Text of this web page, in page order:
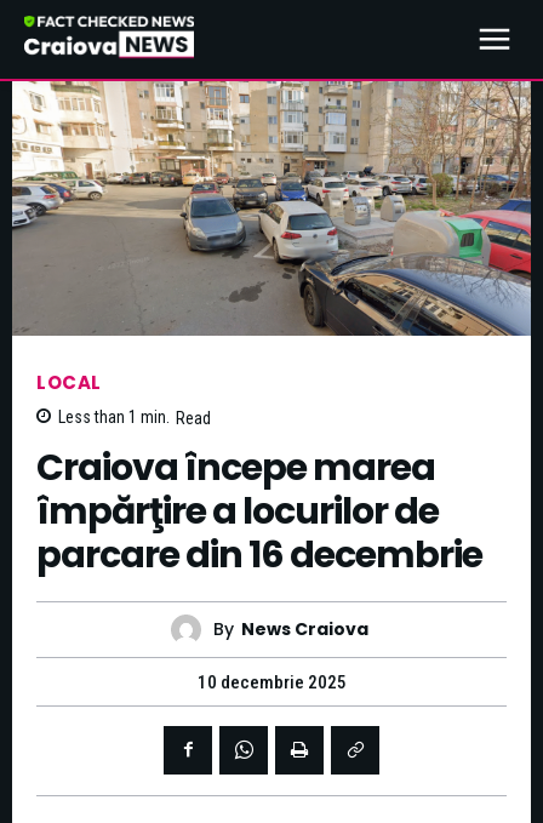
LOCAL
Less than 1 min. Read
Craiova începe marea
împărţire a locurilor de
parcare din 16 decembrie
By News Craiova
10 decembrie 2025